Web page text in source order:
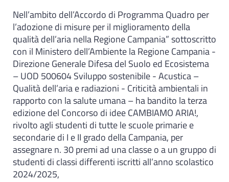
Nell’ambito dell’Accordo di Programma Quadro per
l’adozione di misure per il miglioramento della
qualità dell’aria nella Regione Campania” sottoscritto
con il Ministero dell’Ambiente la Regione Campania -
Direzione Generale Difesa del Suolo ed Ecosistema
– UOD 500604 Sviluppo sostenibile - Acustica –
Qualità dell’aria e radiazioni - Criticità ambientali in
rapporto con la salute umana – ha bandito la terza
edizione del Concorso di idee CAMBIAMO ARIA!,
rivolto agli studenti di tutte le scuole primarie e
secondarie di I e II grado della Campania, per
assegnare n. 30 premi ad una classe o a un gruppo di
studenti di classi differenti iscritti all’anno scolastico
2024/2025,